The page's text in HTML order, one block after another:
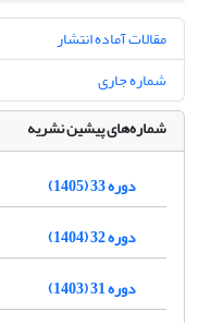
مقالات آماده انتشار
شماره جاری
شماره‌های پیشین نشریه
دوره 33 (1405)
دوره 32 (1404)
دوره 31 (1403)